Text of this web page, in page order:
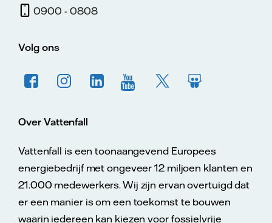
0900 - 0808
Volg ons
Over Vattenfall
Vattenfall is een toonaangevend Europees
energiebedrijf met ongeveer 12 miljoen klanten en
21.000 medewerkers. Wij zijn ervan overtuigd dat
er een manier is om een toekomst te bouwen
waarin iedereen kan kiezen voor fossielvrije